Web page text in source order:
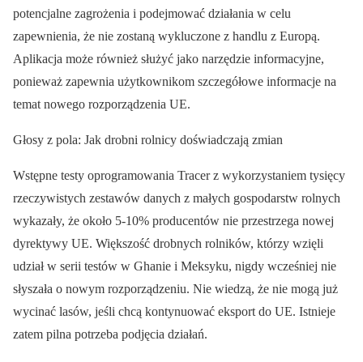
potencjalne zagrożenia i podejmować działania w celu
zapewnienia, że nie zostaną wykluczone z handlu z Europą.
Aplikacja może również służyć jako narzędzie informacyjne,
ponieważ zapewnia użytkownikom szczegółowe informacje na
temat nowego rozporządzenia UE.
Głosy z pola: Jak drobni rolnicy doświadczają zmian
Wstępne testy oprogramowania Tracer z wykorzystaniem tysięcy
rzeczywistych zestawów danych z małych gospodarstw rolnych
wykazały, że około 5-10% producentów nie przestrzega nowej
dyrektywy UE. Większość drobnych rolników, którzy wzięli
udział w serii testów w Ghanie i Meksyku, nigdy wcześniej nie
słyszała o nowym rozporządzeniu. Nie wiedzą, że nie mogą już
wycinać lasów, jeśli chcą kontynuować eksport do UE. Istnieje
zatem pilna potrzeba podjęcia działań.